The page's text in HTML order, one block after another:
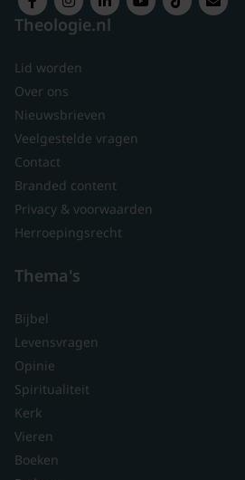
Theologie.nl
Lid worden
Over ons
Nieuwsbrieven
Veelgestelde vragen
Contact
Branded content
Privacy & voorwaarden
Herroepingsrecht
Thema's
Bijbel
Levensvragen
Opinie
Spiritualiteit
Kerk
Vieren
Boeken